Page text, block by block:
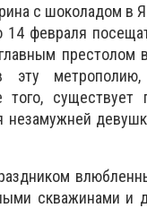
с шоколадом в
февраля
престолом
эту
того,
незамужней
скважинами и